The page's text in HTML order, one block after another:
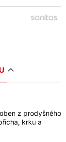
z prodyšného
krku a